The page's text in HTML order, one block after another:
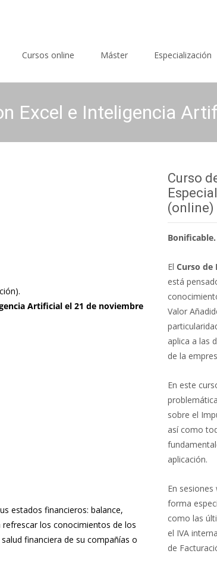
Cursos online Máster Especialización
Excel e Inteligencia
Artificial el 21 de noviembre
estados financieros: balance,
los conocimientos de los
financiera de su compañías o
Curso
(online)
Bonificable.
El Curso de
está
Valor
aplica a las
de la
En este
sobre el
así como
aplicación.
En
forma
como las
el IVA
de